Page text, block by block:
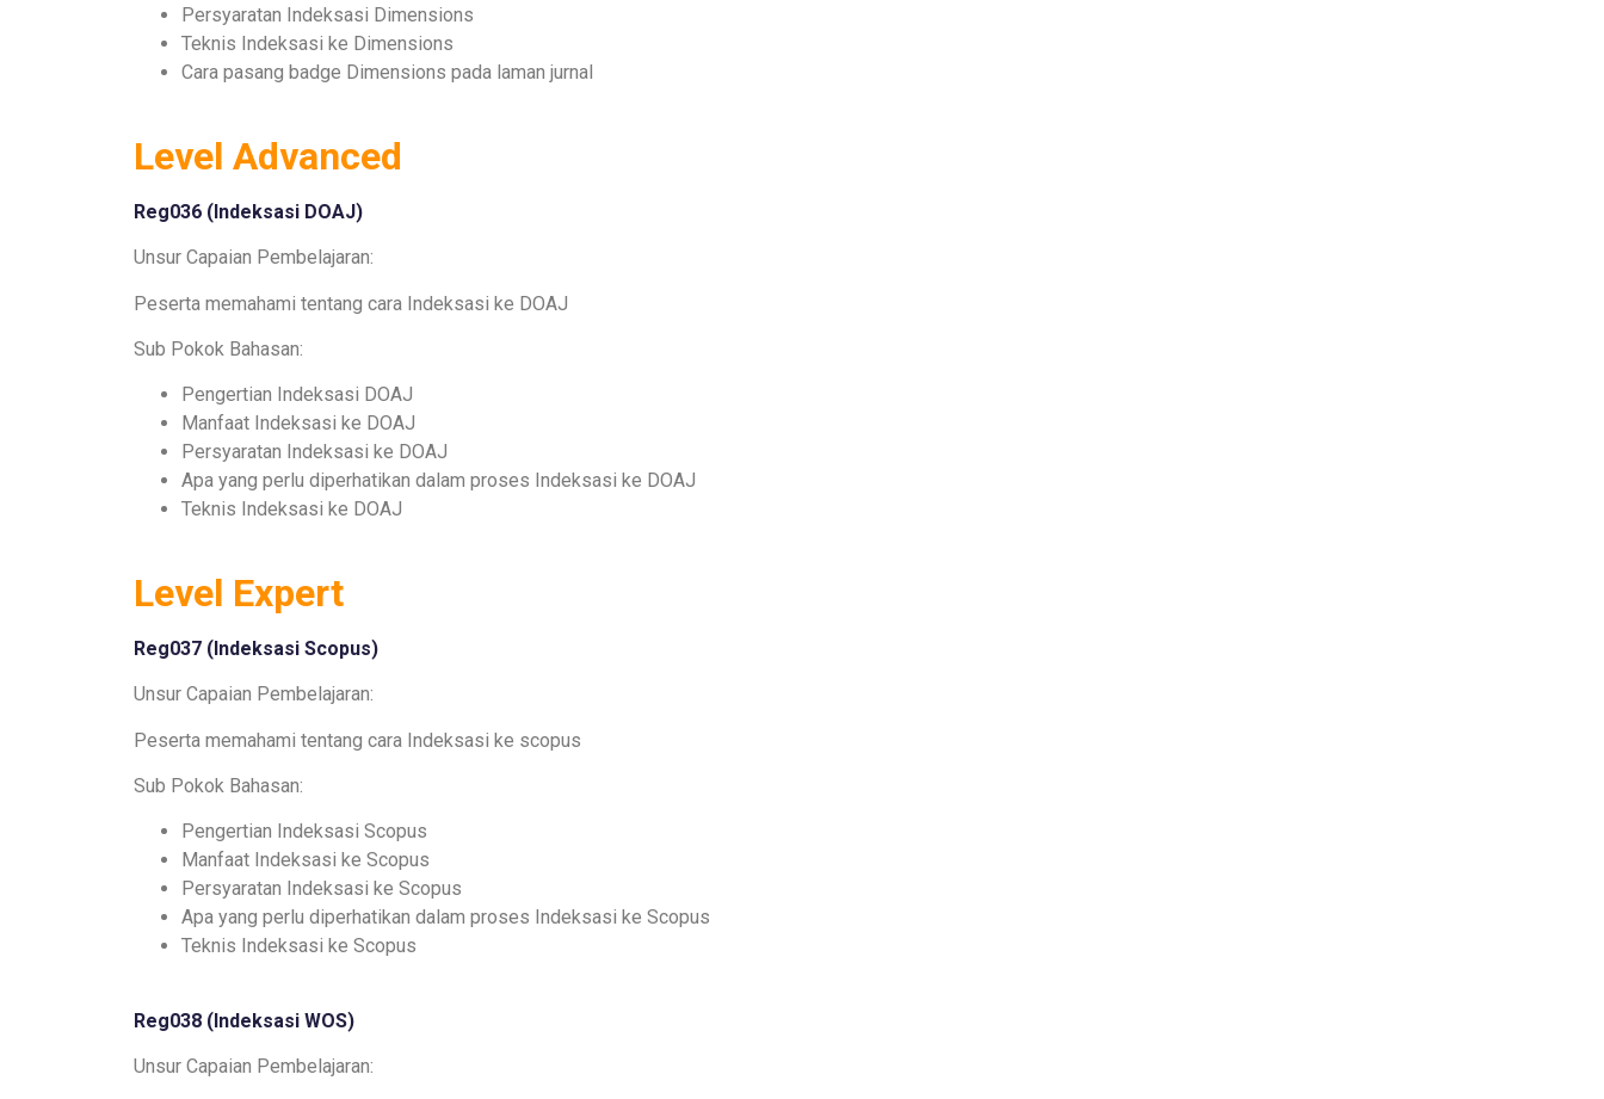
Persyaratan Indeksasi Dimensions
Teknis Indeksasi ke Dimensions
Cara pasang badge Dimensions pada laman jurnal
Level Advanced
Reg036 (Indeksasi DOAJ)
Unsur Capaian Pembelajaran:
Peserta memahami tentang cara Indeksasi ke DOAJ
Sub Pokok Bahasan:
Pengertian Indeksasi DOAJ
Manfaat Indeksasi ke DOAJ
Persyaratan Indeksasi ke DOAJ
Apa yang perlu diperhatikan dalam proses Indeksasi ke DOAJ
Teknis Indeksasi ke DOAJ
Level Expert
Reg037 (Indeksasi Scopus)
Unsur Capaian Pembelajaran:
Peserta memahami tentang cara Indeksasi ke scopus
Sub Pokok Bahasan:
Pengertian Indeksasi Scopus
Manfaat Indeksasi ke Scopus
Persyaratan Indeksasi ke Scopus
Apa yang perlu diperhatikan dalam proses Indeksasi ke Scopus
Teknis Indeksasi ke Scopus
Reg038 (Indeksasi WOS)
Unsur Capaian Pembelajaran: